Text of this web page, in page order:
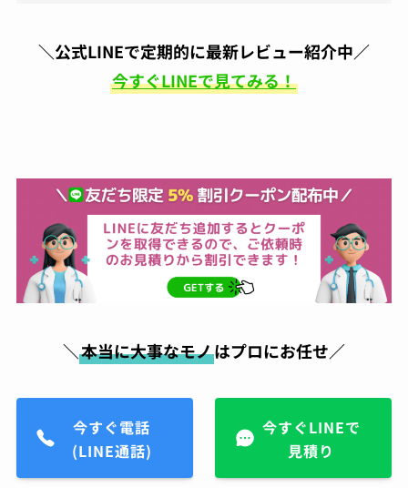
原亜
06:24 05 Aug 23
昔から金属アレルギーがあ
完成。そこから毎日身につけてはおりますが、
1ヶ月ほどしてもなにも症状が出なくて本当に
感謝です！これからは気にせず、アクセサリー
購入したらすぐにまたお願いしちゃおうと思い
ます！
久々に買ったスニーカー。白
ら紹介されて持ち込み。電話予約後すぐに対応
頂き、夕方にはすぐ履けるようにしてもらって
そこから履いてますが、白スニーカーでも気に
ならないくらいキレイに保ててます。また新し
いの買ったら持って行こうと思います
＼公式LINEで定期的に最新レビュー紹介中／
今すぐLINEで見てみる！
＼本当に大事なモノはプロにお任せ／
今すぐ電話
(LINE通話)
今すぐLINEで
見積り